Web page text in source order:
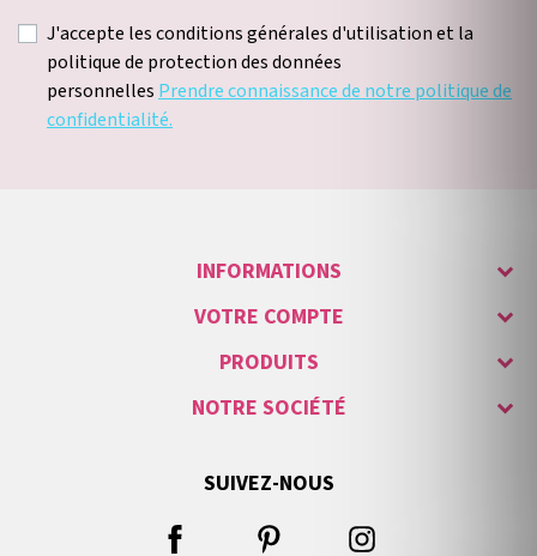
J'accepte les conditions générales d'utilisation et la
politique de protection des données
personnelles Prendre connaissance de notre politique de
confidentialité.
INFORMATIONS
VOTRE COMPTE
PRODUITS
NOTRE SOCIÉTÉ
SUIVEZ-NOUS